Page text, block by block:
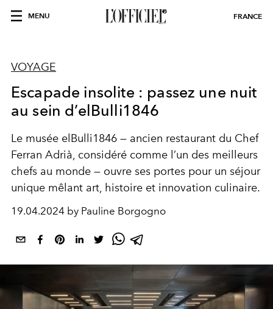
MENU FRANCE
VOYAGE
Escapade insolite : passez une nuit
au sein d’elBulli1846
Le musée elBulli1846 — ancien restaurant du Chef
Ferran Adrià, considéré comme l’un des meilleurs
chefs au monde — ouvre ses portes pour un séjour
unique mêlant art, histoire et innovation culinaire.
19.04.2024 by Pauline Borgogno